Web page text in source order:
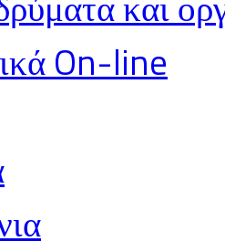
On-line